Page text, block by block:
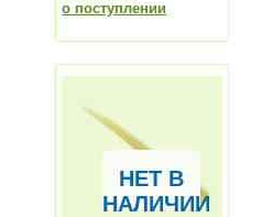
о поступлении
НЕТ В
НАЛИЧИИ